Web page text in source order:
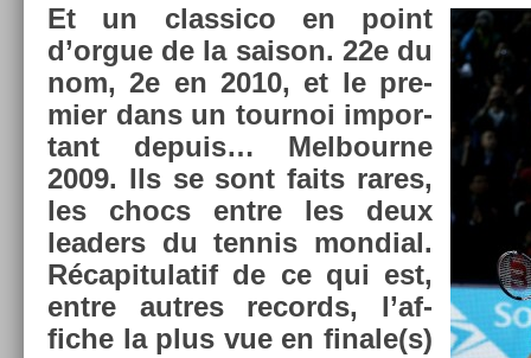
Et un clas­sico en point
d’orgue de la saison. 22e du
nom, 2e en 2010, et le pre­
mi­er dans un tour­noi im­por­
tant de­puis… Mel­bour­ne
2009. Ils se sont faits rares,
les chocs entre les deux
lead­ers du ten­nis mon­di­al.
Récapitulatif de ce qui est,
entre aut­res re­cords, l’af­
fiche la plus vue en fin­ale(s)